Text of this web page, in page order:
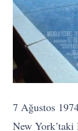
7 Ağustos
New